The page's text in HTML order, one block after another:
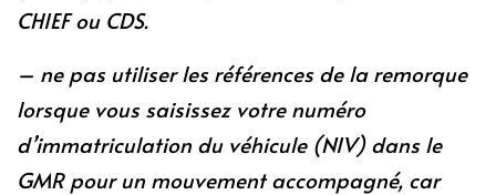
CHIEF ou CDS.
– ne pas utiliser les références de la remorque
lorsque vous saisissez votre numéro
d’immatriculation du véhicule (NIV) dans le
GMR pour un mouvement accompagné, car